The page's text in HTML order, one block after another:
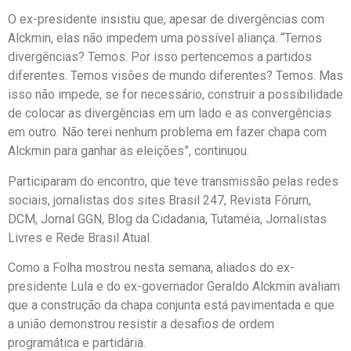
O ex-presidente insistiu que, apesar de divergências com
Alckmin, elas não impedem uma possível aliança. “Temos
divergências? Temos. Por isso pertencemos a partidos
diferentes. Temos visões de mundo diferentes? Temos. Mas
isso não impede, se for necessário, construir a possibilidade
de colocar as divergências em um lado e as convergências
em outro. Não terei nenhum problema em fazer chapa com
Alckmin para ganhar as eleições”, continuou.
Participaram do encontro, que teve transmissão pelas redes
sociais, jornalistas dos sites Brasil 247, Revista Fórum,
DCM, Jornal GGN, Blog da Cidadania, Tutaméia, Jornalistas
Livres e Rede Brasil Atual.
Como a Folha mostrou nesta semana, aliados do ex-
presidente Lula e do ex-governador Geraldo Alckmin avaliam
que a construção da chapa conjunta está pavimentada e que
a união demonstrou resistir a desafios de ordem
programática e partidária.